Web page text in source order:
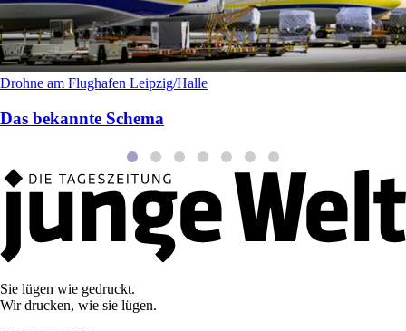
Drohne am Flughafen Leipzig/Halle
Das bekannte Schema
Sie lügen wie gedruckt.
Wir drucken, wie sie lügen.